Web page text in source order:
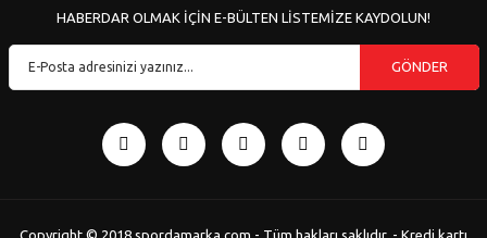
HABERDAR OLMAK İÇİN E-BÜLTEN LİSTEMİZE KAYDOLUN!
GÖNDER
Copyright © 2018 spordamarka.com - Tüm hakları saklıdır. - Kredi kartı